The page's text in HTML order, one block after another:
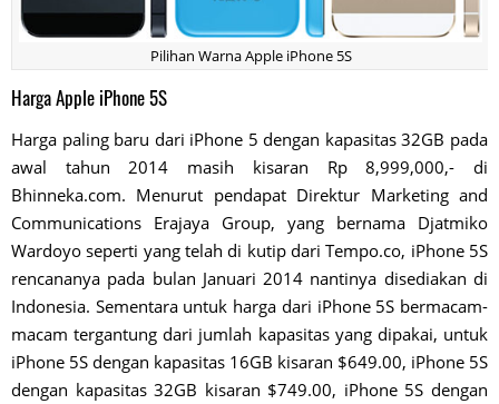
Pilihan Warna Apple iPhone 5S
Harga Apple iPhone 5S
Harga paling baru dari iPhone 5 dengan kapasitas 32GB pada
awal tahun 2014 masih kisaran Rp 8,999,000,- di
Bhinneka.com. Menurut pendapat Direktur Marketing and
Communications Erajaya Group, yang bernama Djatmiko
Wardoyo seperti yang telah di kutip dari Tempo.co, iPhone 5S
rencananya pada bulan Januari 2014 nantinya disediakan di
Indonesia. Sementara untuk harga dari iPhone 5S bermacam-
macam tergantung dari jumlah kapasitas yang dipakai, untuk
iPhone 5S dengan kapasitas 16GB kisaran $649.00, iPhone 5S
dengan kapasitas 32GB kisaran $749.00, iPhone 5S dengan